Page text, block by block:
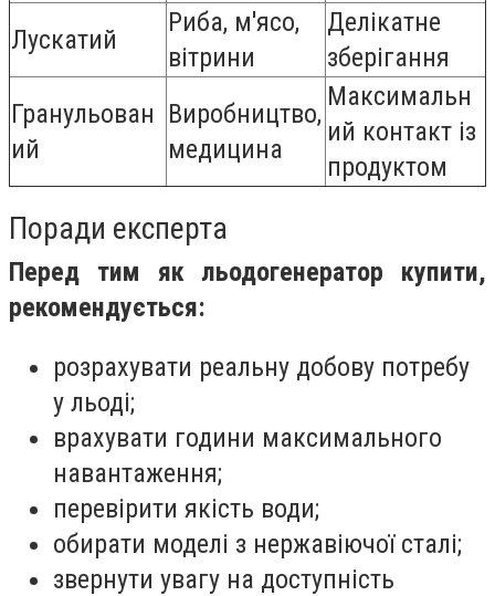
Лускатий
Риба, м'ясо,
вітрини
Делікатне
зберігання
Гранульован
ий
Виробництво,
медицина
Максимальн
ий контакт із
продуктом
Поради експерта
Перед тим як льодогенератор купити,
рекомендується:
розрахувати реальну добову потребу
у льоді;
врахувати години максимального
навантаження;
перевірити якість води;
обирати моделі з нержавіючої сталі;
звернути увагу на доступність